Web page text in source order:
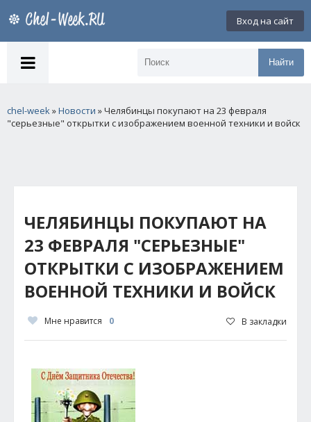
Вход на сайт
Найти
chel-week»Новости » Челябинцы покупают на 23 февраля
"серьезные" открытки с изображением военной техники и войск
ЧЕЛЯБИНЦЫ ПОКУПАЮТ НА
23 ФЕВРАЛЯ "СЕРЬЕЗНЫЕ"
ОТКРЫТКИ С ИЗОБРАЖЕНИЕМ
ВОЕННОЙ ТЕХНИКИ И ВОЙСК
Мне нравится 0 В закладки